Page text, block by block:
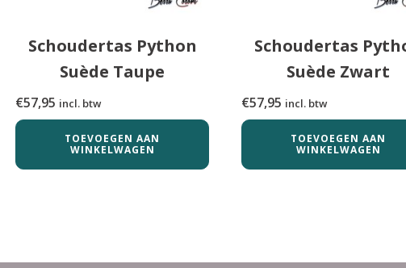
Schoudertas Python
Suède Taupe
€57,95 incl. btw
TOEVOEGEN AAN
WINKELWAGEN
Schoudertas
Suède Zwart
€57,95 incl. btw
TOEVOEGEN AAN
WINKELWAGEN